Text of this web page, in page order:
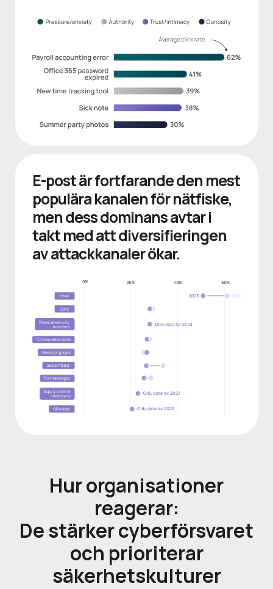
E-post är fortfarande den mest
populära kanalen för nätfiske,
men dess dominans avtar i
takt med att diversifieringen
av attackkanaler ökar.
Hur organisationer
reagerar:
De stärker cyberförsvaret
och prioriterar
säkerhetskulturer